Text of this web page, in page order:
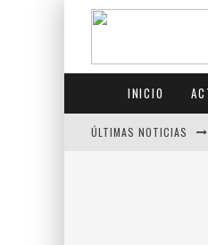
INICIO
ÚLTIMAS NOTICIAS